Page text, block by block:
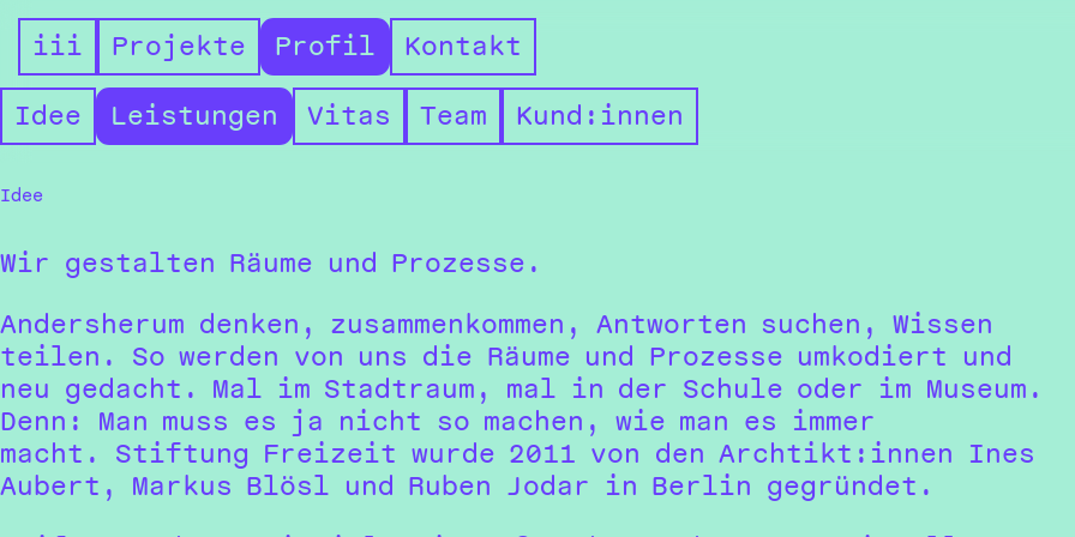
iii Projekte Profil
Kontakt
Typus
Idee Leistungen Vitas Team
Kund:innen
Idee
Wir gestalten Räume und Prozesse.
Andersherum denken, zusammenkommen, Antworten suchen, Wissen
teilen. So werden von uns die Räume und Prozesse umkodiert und
neu gedacht. Mal im Stadtraum, mal in der Schule oder im Museum.
Denn: Man muss es ja nicht so machen, wie man es immer
macht. Stiftung Freizeit wurde 2011 von den Archtikt:innen Ines
Aubert, Markus Blösl und Ruben Jodar in Berlin gegründet.